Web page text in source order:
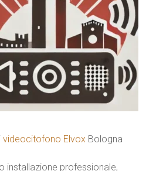
videocitofono Elvox Bologna
installazione professionale,